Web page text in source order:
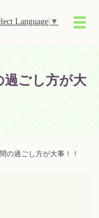
Language ▼
メ
過ごし方が大
の過ごし方が大事！！